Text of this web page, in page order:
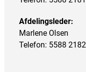
Afdelingsleder:
Marlene Olsen
Telefon: 5588 2182